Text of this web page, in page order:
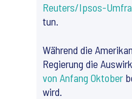
Reuters/Ipsos-
tun.
Während die
Regierung die
von Anfang Oktober
wird.